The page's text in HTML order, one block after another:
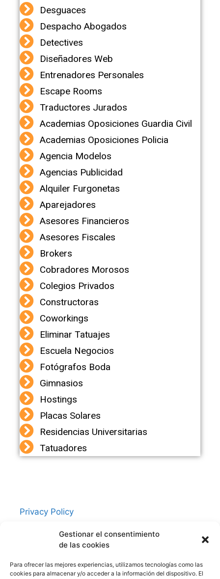
Gestionar el consentimiento
de las cookies
Para ofrecer las mejores experiencias, utilizamos tecnologías como las
cookies para almacenar y/o acceder a la información del dispositivo. El
Desguaces
Despacho Abogados
Detectives
Diseñadores Web
Entrenadores Personales
Escape Rooms
Traductores Jurados
Academias Oposiciones Guardia Civil
Academias Oposiciones Policia
Agencia Modelos
Agencias Publicidad
Alquiler Furgonetas
Aparejadores
Asesores Financieros
Asesores Fiscales
Brokers
Cobradores Morosos
Colegios Privados
Constructoras
Coworkings
Eliminar Tatuajes
Escuela Negocios
Fotógrafos Boda
Gimnasios
Hostings
Placas Solares
Residencias Universitarias
Tatuadores
Privacy Policy
Política de cookies (UE)